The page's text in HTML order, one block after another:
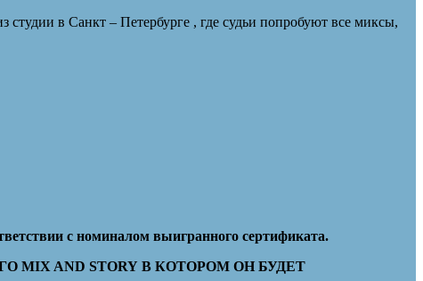
студии в Санкт – Петербурге , где судьи попробуют все миксы,
с номиналом выигранного сертификата.
AND STORY В КОТОРОМ ОН БУДЕТ